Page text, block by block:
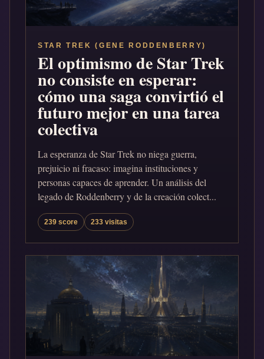
STAR TREK (GENE RODDENBERRY)
El optimismo de Star Trek
no consiste en esperar:
cómo una saga convirtió el
futuro mejor en una tarea
colectiva
La esperanza de Star Trek no niega guerra,
prejuicio ni fracaso: imagina instituciones y
personas capaces de aprender. Un análisis del
legado de Roddenberry y de la creación colect...
239 score 233 visitas